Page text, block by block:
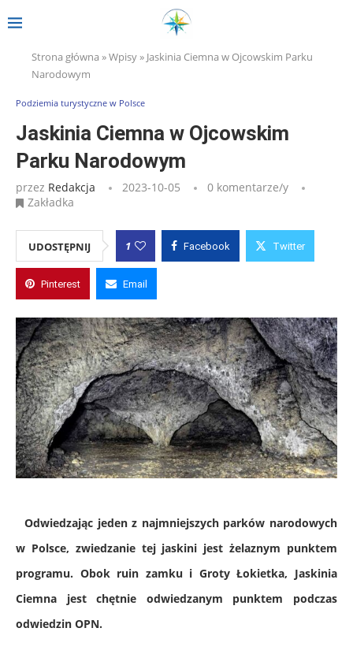
Strona główna »Wpisy» Jaskinia Ciemna w Ojcowskim Parku
Narodowym
Podziemia turystyczne w Polsce
Jaskinia Ciemna w Ojcowskim
Parku Narodowym
przez Redakcja 2023-10-05
0 komentarze/y
Zakładka
UDOSTĘPNIJ 1 Facebook Twitter
Pinterest Email
Odwiedzając jeden z najmniejszych parków narodowych
w Polsce, zwiedzanie tej jaskini jest żelaznym punktem
programu. Obok ruin zamku i Groty Łokietka, Jaskinia
Ciemna jest chętnie odwiedzanym punktem podczas
odwiedzin OPN.